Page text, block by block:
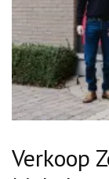
Verkoop